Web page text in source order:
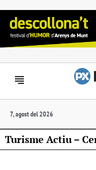
7, agost del 2026
Turisme Actiu –